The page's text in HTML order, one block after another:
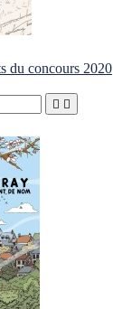
du concours 2020
 